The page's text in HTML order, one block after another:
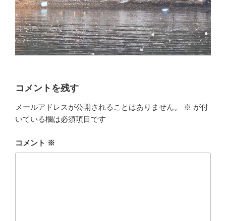
コメントを残す
メールアドレスが公開されることはありません。 ※ が付
いている欄は必須項目です
コメント ※